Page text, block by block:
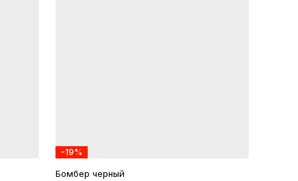
-19%
Бомбер черный